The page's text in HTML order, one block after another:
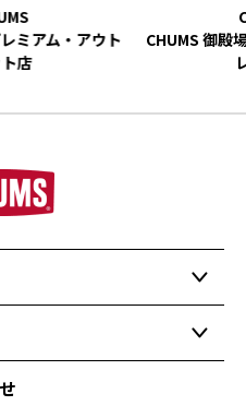
ミアム・アウト
店
CHUMS 御殿